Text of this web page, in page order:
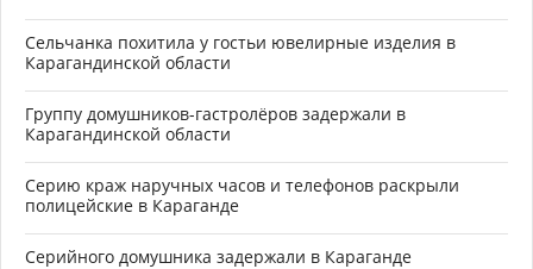
Сельчанка похитила у гостьи ювелирные изделия в
Карагандинской области
Группу домушников-гастролёров задержали в
Карагандинской области
Серию краж наручных часов и телефонов раскрыли
полицейские в Караганде
Серийного домушника задержали в Караганде